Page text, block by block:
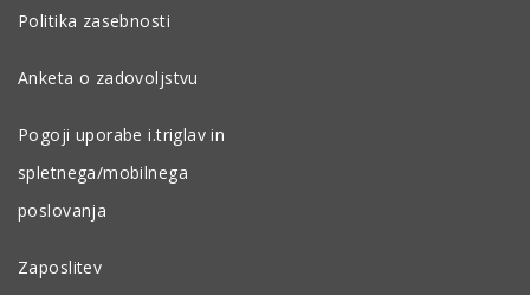
Politika zasebnosti
Anketa o zadovoljstvu
Pogoji uporabe i.triglav in
spletnega/mobilnega
poslovanja
Zaposlitev